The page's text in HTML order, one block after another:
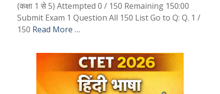
(कक्षा 1 से 5) Attempted 0 / 150 Remaining 150:00
Submit Exam 1 Question All 150 List Go to Q: Q. 1 /
150 Read More …